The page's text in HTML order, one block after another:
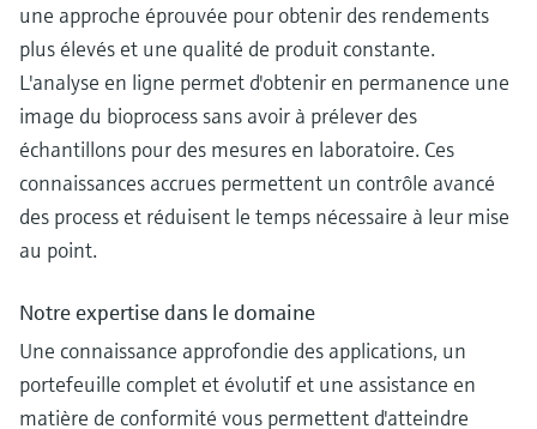
une approche éprouvée pour obtenir des rendements
plus élevés et une qualité de produit constante.
L'analyse en ligne permet d'obtenir en permanence une
image du bioprocess sans avoir à prélever des
échantillons pour des mesures en laboratoire. Ces
connaissances accrues permettent un contrôle avancé
des process et réduisent le temps nécessaire à leur mise
au point.
Notre expertise dans le domaine
Une connaissance approfondie des applications, un
portefeuille complet et évolutif et une assistance en
matière de conformité vous permettent d'atteindre